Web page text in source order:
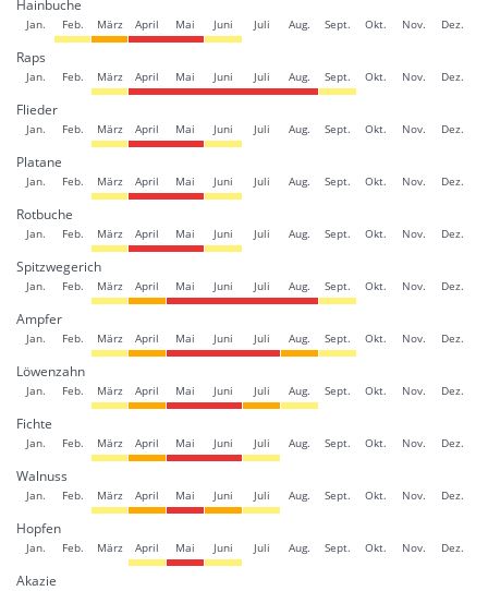
Hainbuche
Jan. Feb. März April Mai Juni Juli Aug. Sept. Okt. Nov. Dez.
Raps
Jan. Feb. März April Mai Juni Juli Aug. Sept. Okt. Nov. Dez.
Flieder
Jan. Feb. März April Mai Juni Juli Aug. Sept. Okt. Nov. Dez.
Platane
Jan. Feb. März April Mai Juni Juli Aug. Sept. Okt. Nov. Dez.
Rotbuche
Jan. Feb. März April Mai Juni Juli Aug. Sept. Okt. Nov. Dez.
Spitzwegerich
Jan. Feb. März April Mai Juni Juli Aug. Sept. Okt. Nov. Dez.
Ampfer
Jan. Feb. März April Mai Juni Juli Aug. Sept. Okt. Nov. Dez.
Löwenzahn
Jan. Feb. März April Mai Juni Juli Aug. Sept. Okt. Nov. Dez.
Fichte
Jan. Feb. März April Mai Juni Juli Aug. Sept. Okt. Nov. Dez.
Walnuss
Jan. Feb. März April Mai Juni Juli Aug. Sept. Okt. Nov. Dez.
Hopfen
Jan. Feb. März April Mai Juni Juli Aug. Sept. Okt. Nov. Dez.
Akazie